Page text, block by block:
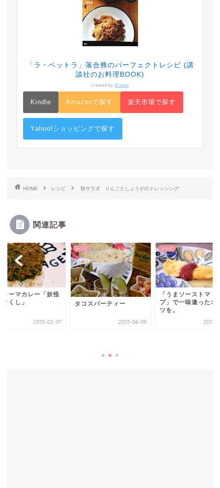
「ラ・ベットラ」落合務のパーフェクトレシピ (講
談社のお料理BOOK)
created by Rinker
Kindle Amazonで探す 楽天市場で探す
Yahoo!ショッピングで探す
HOME レシピ 秋サラダ りんごとしょうがのドレッシング
関連記事
キーマカレー「妖怪
くし」
2015-02-07
レシピ
タコスパーティー
2015-06-09
レシピ
「うまソーストマト
プ」で一味違ったオ
ツを。
2015-